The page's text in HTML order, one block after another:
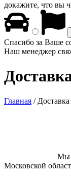
докажите, что вы
Спасибо за Ваше
Наш менеджер
Главная / Доставка
Мы
Московской